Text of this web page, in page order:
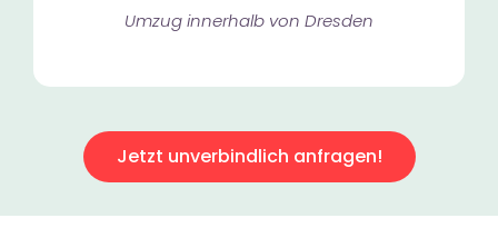
Umzug innerhalb von Dresden​
Jetzt unverbindlich anfragen!